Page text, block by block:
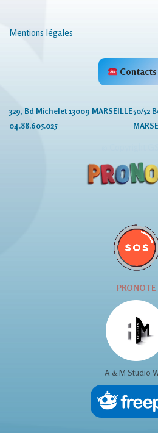
Mentions légales
329, Bd Michelet 13009 MARSEILLE
04.88.605.025
50/52
PRONOTE
A & M Studio